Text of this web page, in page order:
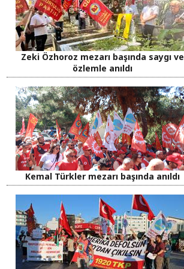
Zeki Özhoroz mezarı başında saygı ve
özlemle anıldı
Kemal Türkler mezarı başında anıldı